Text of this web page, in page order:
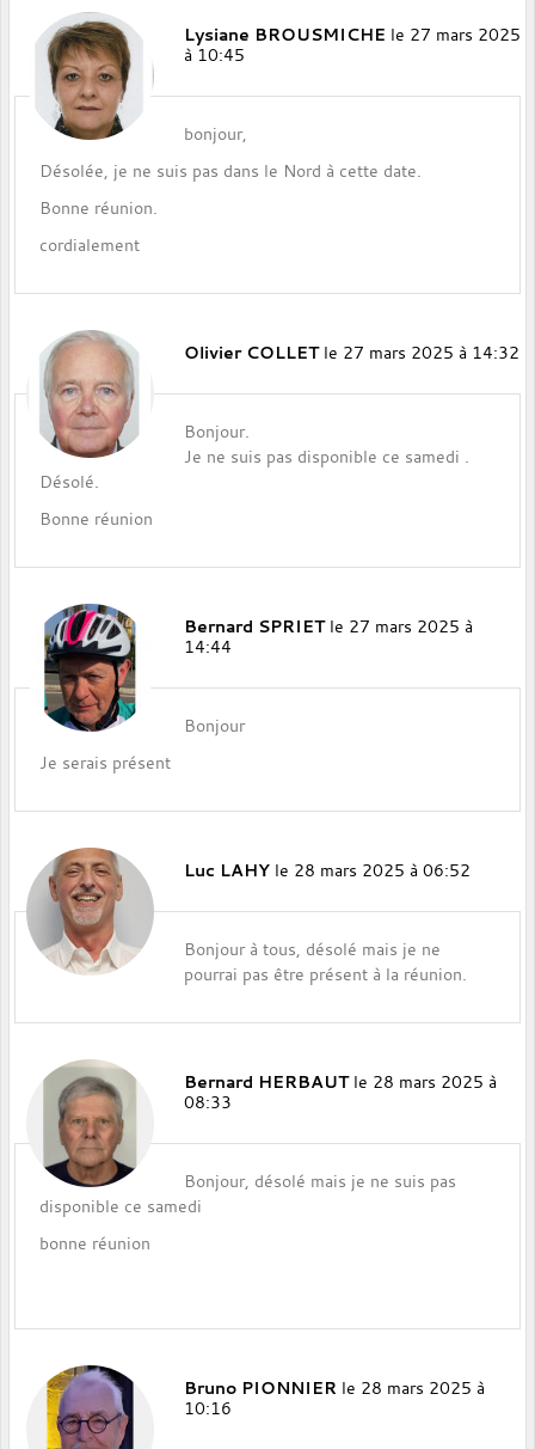
Lysiane BROUSMICHE le 27 mars 2025
à 10:45
bonjour,
Désolée, je ne suis pas dans le Nord à cette date.
Bonne réunion.
cordialement
Olivier COLLET le 27 mars 2025 à 14:32
Bonjour.
Je ne suis pas disponible ce samedi .
Désolé.
Bonne réunion
Bernard SPRIET le 27 mars 2025 à
14:44
Bonjour
Je serais présent
Luc LAHY le 28 mars 2025 à 06:52
Bonjour à tous, désolé mais je ne
pourrai pas être présent à la réunion.
Bernard HERBAUT le 28 mars 2025 à
08:33
Bonjour, désolé mais je ne suis pas
disponible ce samedi
bonne réunion
Bruno PIONNIER le 28 mars 2025 à
10:16